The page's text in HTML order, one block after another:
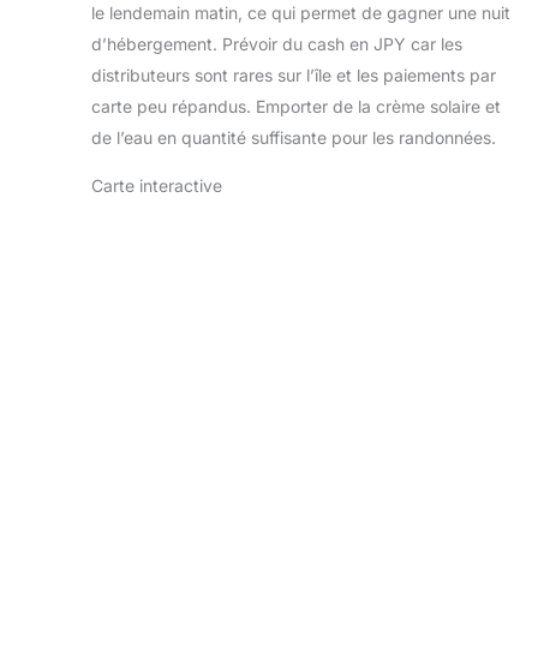
le lendemain matin, ce qui permet de gagner une nuit
d’hébergement. Prévoir du cash en JPY car les
distributeurs sont rares sur l’île et les paiements par
carte peu répandus. Emporter de la crème solaire et
de l’eau en quantité suffisante pour les randonnées.
Carte interactive